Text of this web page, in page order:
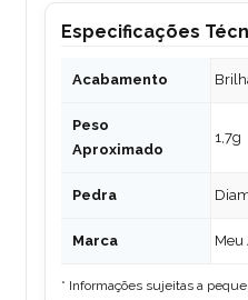
Especificações
Acabamento
Peso
Aproximado
1,7g
Pedra
Marca Meu
* Informações sujeitas a